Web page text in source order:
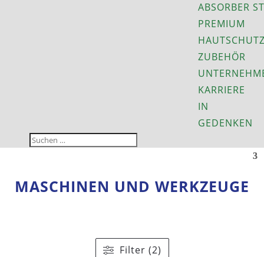
ABSORBER
PREMIUM
ZUBEHÖR
KARRIERE
IN
GEDENKEN
MASCHINEN UND WERKZEUGE
Filter (2)